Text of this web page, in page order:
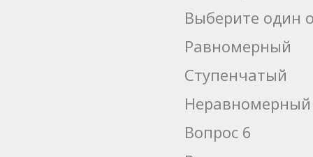
Выберите один
Равномерный
Ступенчатый
Неравномерный
Вопрос 6